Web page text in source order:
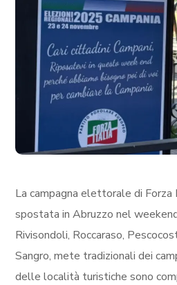
La campagna elettorale di Forza
spostata in Abruzzo nel
Rivisondoli, Roccaraso,
Sangro, mete tradizionali dei
delle località turistiche sono